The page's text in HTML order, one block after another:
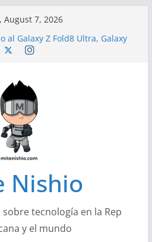
August 7, 2026
al Galaxy Z Fold8 Ultra, Galaxy
Z Flip8
los desafíos que
de las finanzas y la economía
de Marketing Unplugged
con propósito
campaña de ciberataques
de América Latina
Nishio
tecnología en la Rep
y el mundo